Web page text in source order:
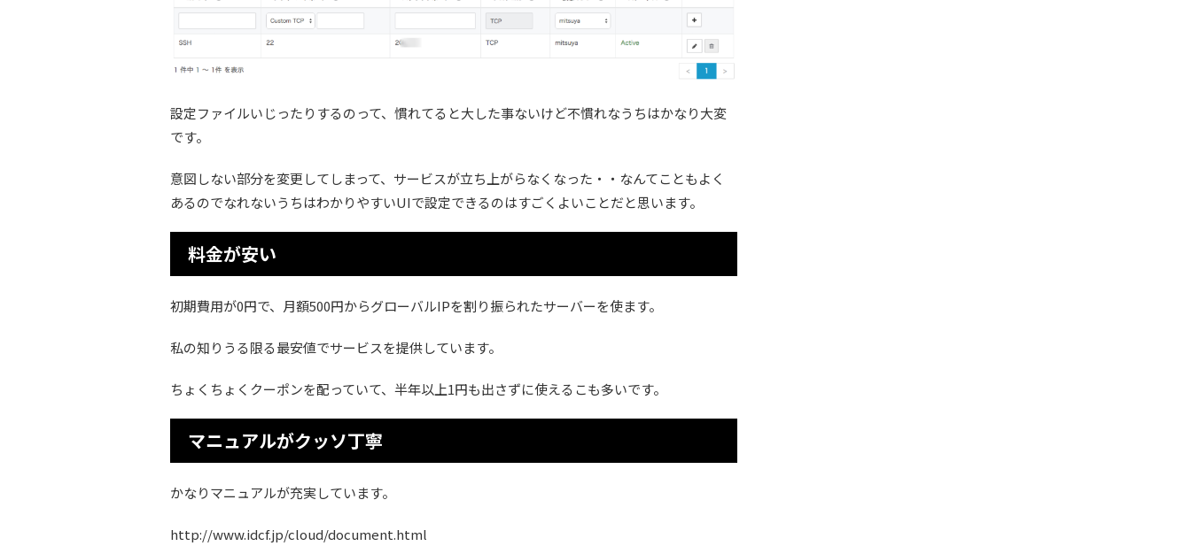
設定ファイルいじったりするのって、慣れてると大した事ないけど不慣れなうちはかなり大変
です。
意図しない部分を変更してしまって、サービスが立ち上がらなくなった・・なんてこともよく
あるのでなれないうちはわかりやすいUIで設定できるのはすごくよいことだと思います。
料金が安い
初期費用が0円で、月額500円からグローバルIPを割り振られたサーバーを使ます。
私の知りうる限る最安値でサービスを提供しています。
ちょくちょくクーポンを配っていて、半年以上1円も出さずに使えるこも多いです。
マニュアルがクッソ丁寧
かなりマニュアルが充実しています。
http://www.idcf.jp/cloud/document.html